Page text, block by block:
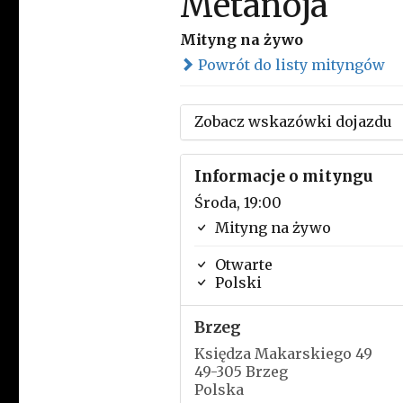
Mityng na żywo
Powrót do listy mityngów
Zobacz wskazówki dojazdu
Informacje o mityngu
Środa, 19:00
Mityng na żywo
Otwarte
Polski
Brzeg
Księdza Makarskiego 49
49-305 Brzeg
Polska